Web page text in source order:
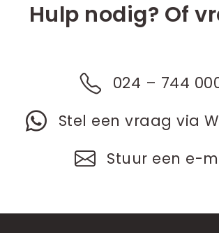
Hulp nodig? Of
024 – 744
Stel een vraag via
Stuur een e-